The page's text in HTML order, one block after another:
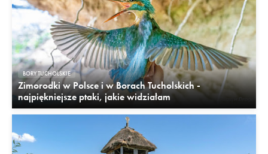
BORY TUCHOLSKIE
Zimorodki w Polsce i w Borach Tucholskich -
najpiękniejsze ptaki, jakie widziałam